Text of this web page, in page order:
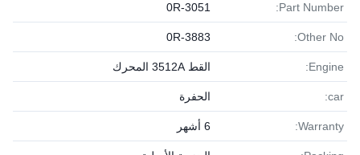
Part Number:
0R-3051
Other No:
0R-3883
Engine: القط 3512A المحرك
car: الحفرة
Warranty: 6 أشهر